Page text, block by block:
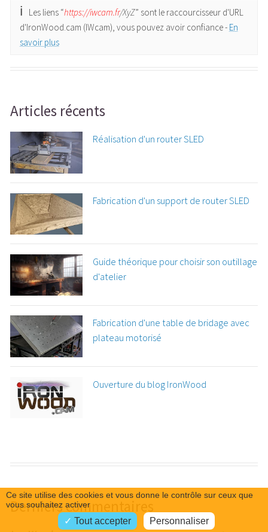
Les liens “https://iwcam.fr/XyZ” sont le raccourcisseur d'URL
d'IronWood.cam (IWcam), vous pouvez avoir confiance - En
savoir plus
Articles récents
Réalisation d'un router SLED
Fabrication d'un support de router SLED
Guide théorique pour choisir son outillage
d'atelier
Fabrication d'une table de bridage avec
plateau motorisé
Ouverture du blog IronWood
Derniers commentaires
Ce site utilise des cookies et vous donne le contrôle sur ceux que
vous souhaitez activer
Tout accepter Personnaliser